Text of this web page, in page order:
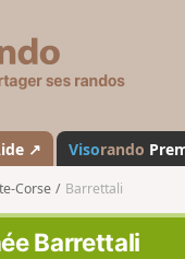
s
a
n
o
↗ Visorando
Corse Barrettali
Barrettali